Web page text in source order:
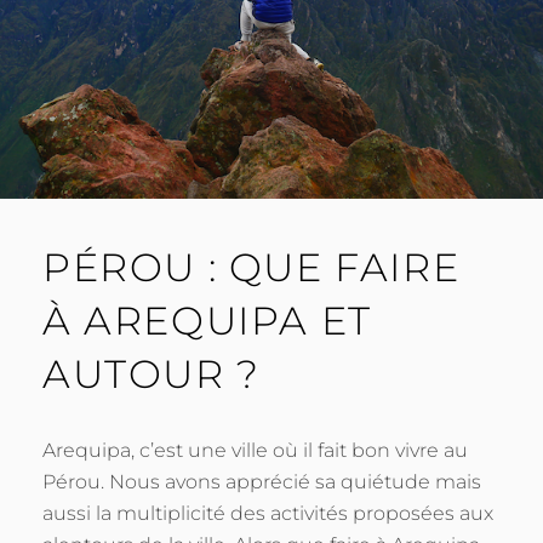
PÉROU : QUE FAIRE
À AREQUIPA ET
AUTOUR ?
Arequipa, c’est une ville où il fait bon vivre au
Pérou. Nous avons apprécié sa quiétude mais
aussi la multiplicité des activités proposées aux